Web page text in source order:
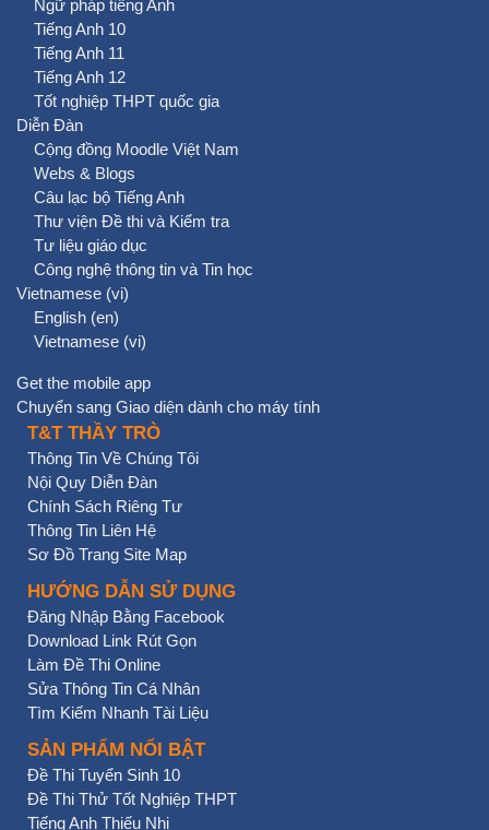
Ngữ pháp tiếng Anh
Tiếng Anh 10
Tiếng Anh 11
Tiếng Anh 12
Tốt nghiệp THPT quốc gia
Diễn Đàn
Cộng đồng Moodle Việt Nam
Webs & Blogs
Câu lạc bộ Tiếng Anh
Thư viện Đề thi và Kiểm tra
Tư liệu giáo dục
Công nghệ thông tin và Tin học
Vietnamese ‎(vi)‎
English ‎(en)‎
Vietnamese ‎(vi)‎
Get the mobile app
Chuyển sang Giao diện dành cho máy tính
T&T THẦY TRÒ
Thông Tin Về Chúng Tôi
Nội Quy Diễn Đàn
Chính Sách Riêng Tư
Thông Tin Liên Hệ
Sơ Đồ Trang Site Map
HƯỚNG DẪN SỬ DỤNG
Đăng Nhập Bằng Facebook
Download Link Rút Gọn
Làm Đề Thi Online
Sửa Thông Tin Cá Nhân
Tìm Kiếm Nhanh Tài Liệu
SẢN PHẨM NỔI BẬT
Đề Thi Tuyển Sinh 10
Đề Thi Thử Tốt Nghiệp THPT
Tiếng Anh Thiếu Nhi